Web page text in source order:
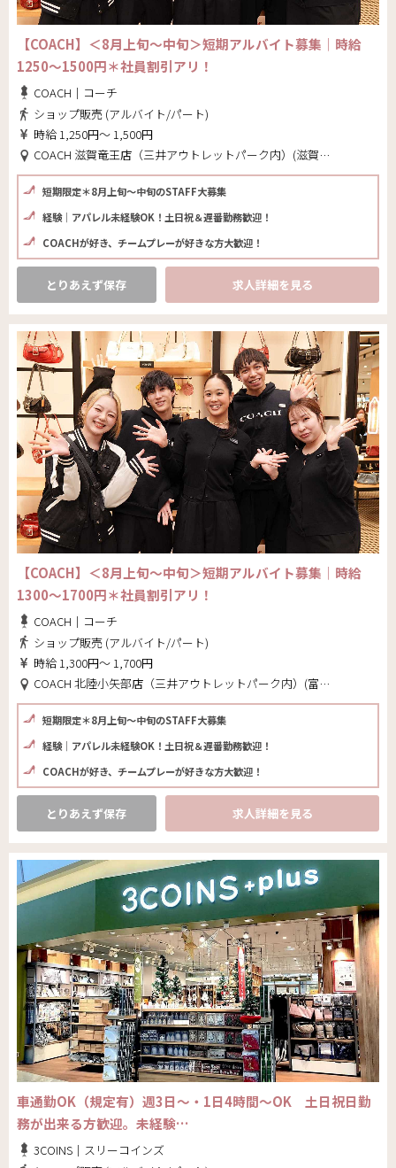
【COACH】＜8月上旬～中旬＞短期アルバイト募集│時給
1250～1500円＊社員割引アリ！
COACH｜コーチ
ショップ販売 (アルバイト/パート)
時給 1,250円～ 1,500円
COACH 滋賀竜王店（三井アウトレットパーク内）(滋賀県 蒲生郡竜王町)
短期限定＊8月上旬～中旬のSTAFF大募集
経験│アパレル未経験OK！土日祝＆遅番勤務歓迎！
COACHが好き、チームプレーが好きな方大歓迎！
とりあえず保存 求人詳細を見る
【COACH】＜8月上旬～中旬＞短期アルバイト募集│時給
1300～1700円＊社員割引アリ！
COACH｜コーチ
ショップ販売 (アルバイト/パート)
時給 1,300円～ 1,700円
COACH 北陸小矢部店（三井アウトレットパーク内）(富山県 小矢部市)
短期限定＊8月上旬～中旬のSTAFF大募集
経験│アパレル未経験OK！土日祝＆遅番勤務歓迎！
COACHが好き、チームプレーが好きな方大歓迎！
とりあえず保存 求人詳細を見る
車通勤OK（規定有）週3日～・1日4時間～OK 土日祝日勤
務が出来る方歓迎。未経験…
3COINS｜スリーコインズ